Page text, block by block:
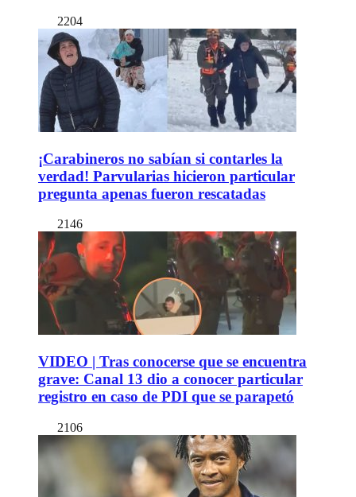
2204
¡Carabineros no sabían si contarles la
verdad! Parvularias hicieron particular
pregunta apenas fueron rescatadas
2146
VIDEO | Tras conocerse que se encuentra
grave: Canal 13 dio a conocer particular
registro en caso de PDI que se parapetó
2106